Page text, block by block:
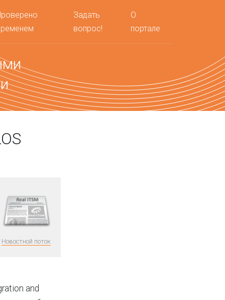
Задать
вопрос!
О
портале
Новостной поток
and